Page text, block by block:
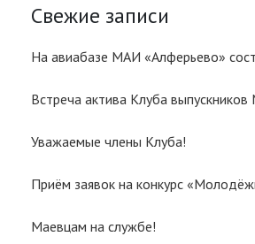
Свежие записи
На авиабазе МАИ «Алферьево»
Встреча актива Клуба
Уважаемые члены Клуба!
Приём заявок на конкурс
Маевцам на службе!